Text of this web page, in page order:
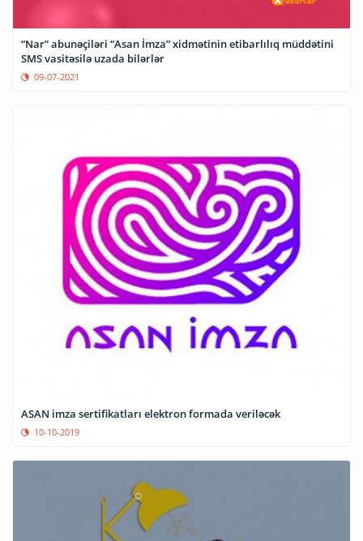
“Nar” abunəçiləri “Asan İmza” xidmətinin etibarlılıq müddətini
SMS vasitəsilə uzada bilərlər
09-07-2021
ASAN imza sertifikatları elektron formada veriləcək
10-10-2019